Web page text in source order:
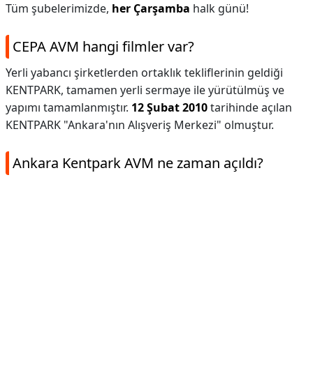
Tüm şubelerimizde, her Çarşamba halk günü!
CEPA AVM hangi filmler var?
Yerli yabancı şirketlerden ortaklık tekliflerinin geldiği
KENTPARK, tamamen yerli sermaye ile yürütülmüş ve
yapımı tamamlanmıştır. 12 Şubat 2010tarihinde açılan
KENTPARK "Ankara'nın Alışveriş Merkezi" olmuştur.
Ankara Kentpark AVM ne zaman açıldı?